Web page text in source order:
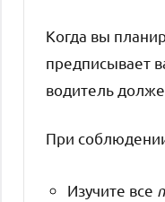
Когда вы
предписывает
водитель
При
Изучите все